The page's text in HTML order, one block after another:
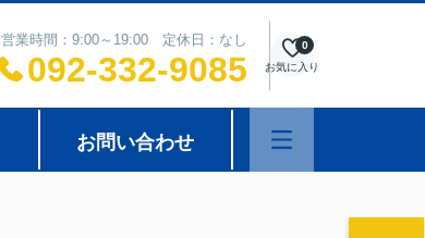
営業時間：9:00～19:00 定休日：なし
092-332-9085 お気に入り
0
お問い合わせ